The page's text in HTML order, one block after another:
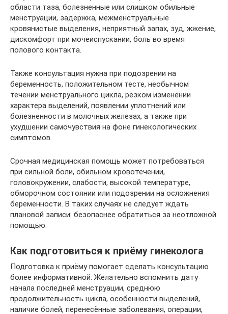
области таза, болезненные или слишком обильные
менструации, задержка, межменструальные
кровянистые выделения, неприятный запах, зуд, жжение,
дискомфорт при мочеиспускании, боль во время
полового контакта.
Также консультация нужна при подозрении на
беременность, положительном тесте, необычном
течении менструального цикла, резком изменении
характера выделений, появлении уплотнений или
болезненности в молочных железах, а также при
ухудшении самочувствия на фоне гинекологических
симптомов.
Срочная медицинская помощь может потребоваться
при сильной боли, обильном кровотечении,
головокружении, слабости, высокой температуре,
обморочном состоянии или подозрении на осложнения
беременности. В таких случаях не следует ждать
плановой записи: безопаснее обратиться за неотложной
помощью.
Как подготовиться к приёму гинеколога
Подготовка к приёму помогает сделать консультацию
более информативной. Желательно вспомнить дату
начала последней менструации, среднюю
продолжительность цикла, особенности выделений,
наличие болей, перенесённые заболевания, операции,